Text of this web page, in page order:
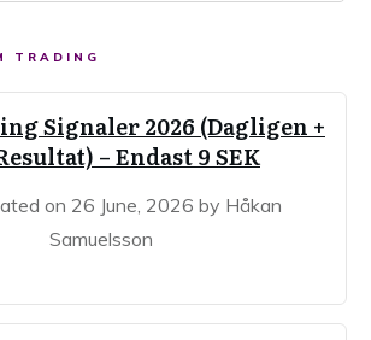
TRADING
Signaler 2026 (Dagligen +
– Endast 9 SEK
on 26 June, 2026 by Håkan
Samuelsson